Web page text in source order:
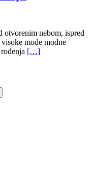
otvorenim nebom, ispred
mode modne
[…]